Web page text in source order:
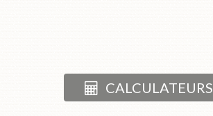
CALCULATEURS